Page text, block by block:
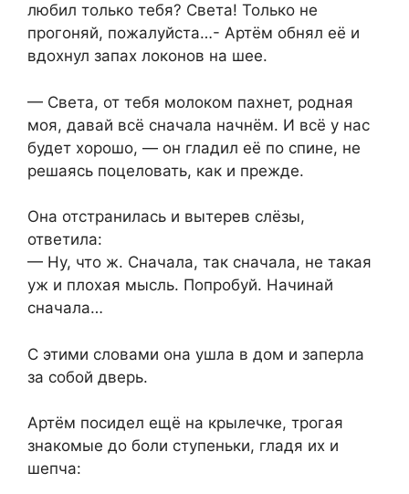
любил только тебя? Света! Только не
прогоняй, пожалуйста…- Артём обнял её и
вдохнул запах локонов на шее.
— Света, от тебя молоком пахнет, родная
моя, давай всё сначала начнём. И всё у нас
будет хорошо, — он гладил её по спине, не
решаясь поцеловать, как и прежде.
Она отстранилась и вытерев слёзы,
ответила:
— Ну, что ж. Сначала, так сначала, не такая
уж и плохая мысль. Попробуй. Начинай
сначала…
С этими словами она ушла в дом и заперла
за собой дверь.
Артём посидел ещё на крылечке, трогая
знакомые до боли ступеньки, гладя их и
шепча: